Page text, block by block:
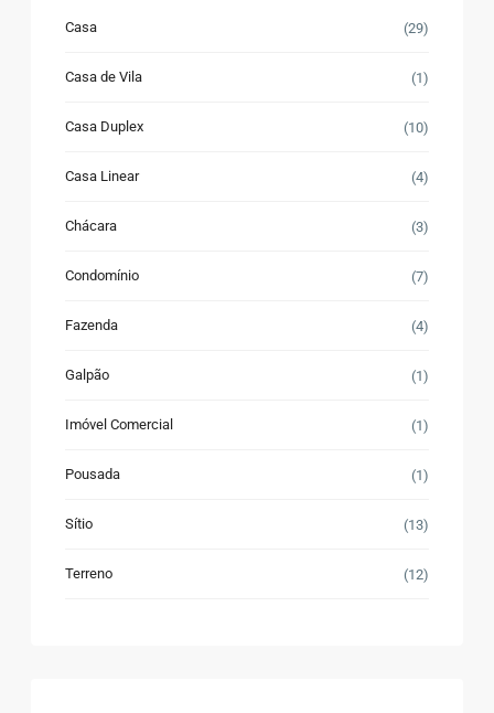
Casa (29)
Casa de Vila (1)
Casa Duplex (10)
Casa Linear (4)
Chácara (3)
Condomínio (7)
Fazenda (4)
Galpão (1)
Imóvel Comercial (1)
Pousada (1)
Sítio (13)
Terreno (12)